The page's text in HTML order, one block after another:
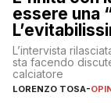
essere una
L’intervista
sta facendo
calciatore
LORENZO TOSA-